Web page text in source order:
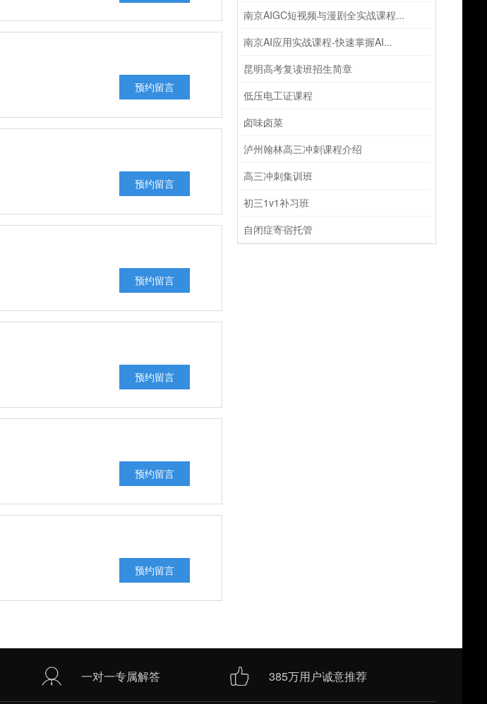
预约留言
预约留言
预约留言
预约留言
预约留言
预约留言
南京AIGC短视频与漫剧全实战课程...
南京AI应用实战课程-快速掌握AI...
昆明高考复读班招生简章
低压电工证课程
卤味卤菜
泸州翰林高三冲刺课程介绍
高三冲刺集训班
初三1v1补习班
自闭症寄宿托管
一对一专属解答 385万用户诚意推荐